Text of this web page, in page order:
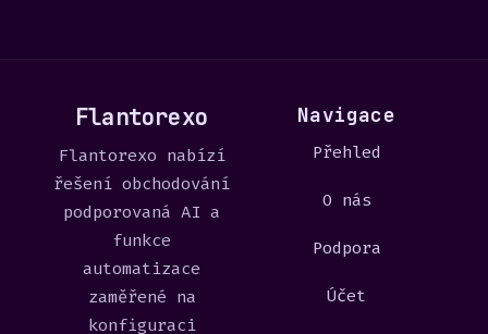
Flantorexo
Flantorexo nabízí
řešení obchodování
podporovaná AI a
funkce
automatizace
zaměřené na
konfiguraci
Navigace
Přehled
O nás
Podpora
Účet